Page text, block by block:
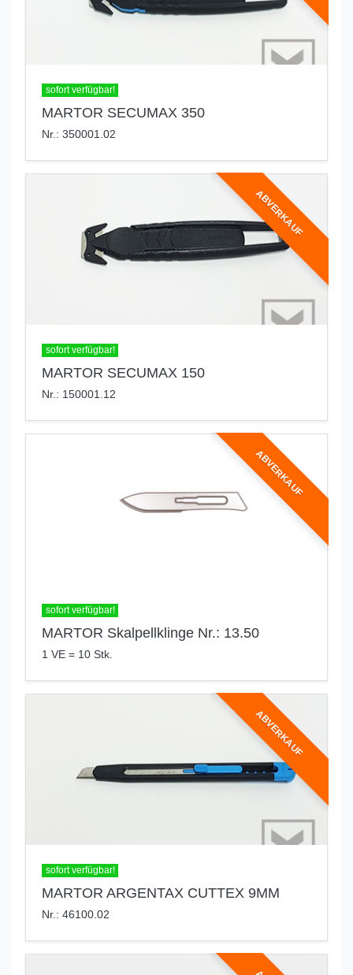
sofort verfügbar!
MARTOR SECUMAX 350
Nr.: 350001.02
ABVERKAUF
sofort verfügbar!
MARTOR SECUMAX 150
Nr.: 150001.12
ABVERKAUF
sofort verfügbar!
MARTOR Skalpellklinge Nr.: 13.50
1 VE = 10 Stk.
ABVERKAUF
sofort verfügbar!
MARTOR ARGENTAX CUTTEX 9MM
Nr.: 46100.02